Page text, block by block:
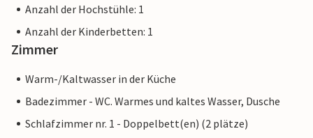
Anzahl der Hochstühle: 1
Anzahl der Kinderbetten: 1
Zimmer
Warm-/Kaltwasser in der Küche
Badezimmer - WC. Warmes und kaltes Wasser, Dusche
Schlafzimmer nr. 1 - Doppelbett(en) (2 plätze)